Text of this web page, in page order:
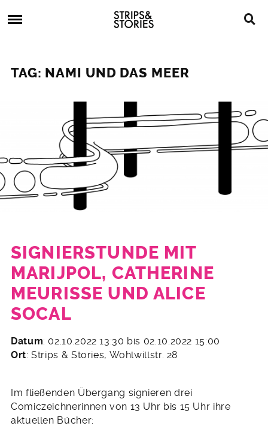
to
Strips
&
Stories
Comics,
TAG: NAMI UND DAS MEER
SIGNIERSTUNDE MIT
MARIJPOL, CATHERINE
MEURISSE UND ALICE
SOCAL
24.
September
Datum: 02.10.2022 13:30 bis 02.10.2022 15:00
Ort: Strips & Stories, Wohlwillstr. 28
Im fließenden Übergang signieren drei
Comiczeichnerinnen von 13 Uhr bis 15 Uhr ihre
aktuellen Bücher: